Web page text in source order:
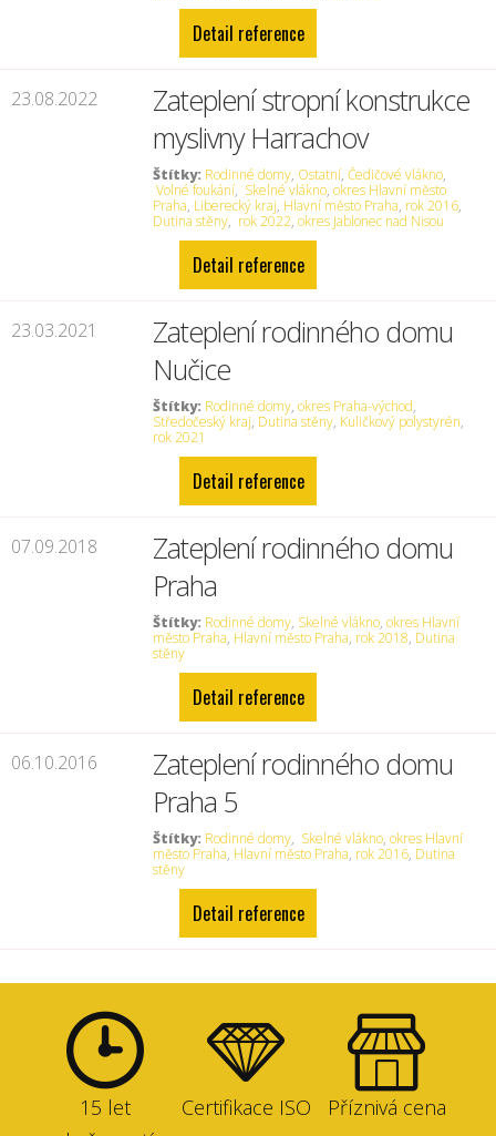
Detail reference
23.08.2022
Zateplení stropní konstrukce
myslivny Harrachov
Štítky: Rodinné domy, Ostatní,Čedičové vlákno,
Volné foukání, Skelné vlákno,okres Hlavní město
Praha, Liberecký kraj, Hlavní město Praha, rok 2016,
Dutina stěny, rok 2022,okres Jablonec nad Nisou
Detail reference
23.03.2021
Zateplení rodinného domu
Nučice
Štítky: Rodinné domy,okres Praha-východ,
Středočeský kraj, Dutina stěny, Kuličkový polystyrén,
rok 2021
Detail reference
07.09.2018
Zateplení rodinného domu
Praha
Štítky: Rodinné domy, Skelné vlákno,okres Hlavní
město Praha, Hlavní město Praha, rok 2018, Dutina
stěny
Detail reference
06.10.2016
Zateplení rodinného domu
Praha 5
Štítky: Rodinné domy, Skelné vlákno,okres Hlavní
město Praha, Hlavní město Praha, rok 2016, Dutina
stěny
Detail reference
15 let
Certifikace ISO Příznivá cena